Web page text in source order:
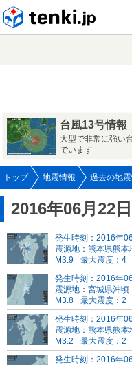
台風13号情報
大型で非常に強い
でいます
トップ 地震情報 過去の地
2016年06月22
発生時刻：2016年
震源地：熊本県熊本
M3.9
最大震度：4
発生時刻：2016年
震源地：宮城県沖頃
M3.8
最大震度：2
発生時刻：2016年
震源地：熊本県熊本
M3.2
最大震度：2
発生時刻：2016年